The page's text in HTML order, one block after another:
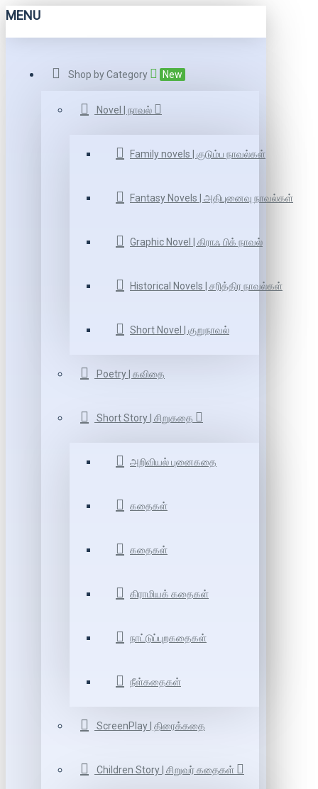
MENU
Shop by Category New
Novel | நாவல்
Family novels | குடும்ப நாவல்கள்
Fantasy Novels | அதிபுனைவு நாவல்கள்
Graphic Novel | கிராஃ பிக் நாவல்
Historical Novels | சரித்திர நாவல்கள்
Short Novel | குறுநாவல்
Poetry | கவிதை
Short Story | சிறுகதை
அறிவியல் புனைகதை
கதைகள்
கதைகள்
கிராமியக் கதைகள்
நாட்டுப்புறகதைகள்
நீள்கதைகள்
ScreenPlay | திரைக்கதை
Children Story | சிறுவர் கதைகள்